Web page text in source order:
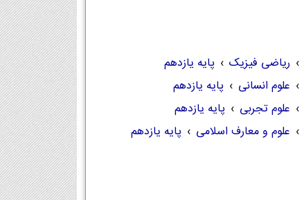
› ریاضی فیزیک › پایه یازدهم
› علوم انسانی › پایه یازدهم
› علوم تجربی › پایه یازدهم
› علوم و معارف اسلامی › پایه یازدهم